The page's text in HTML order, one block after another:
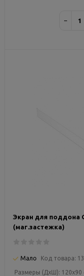
−
Экран для поддона
(маг.застежка)
Мало Код товара:
Размеры (ДxШ): 120x90